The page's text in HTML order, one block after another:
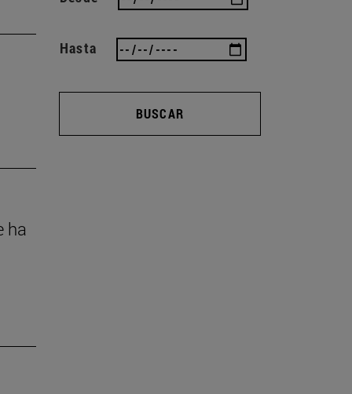
ha
Hasta
BUSCAR